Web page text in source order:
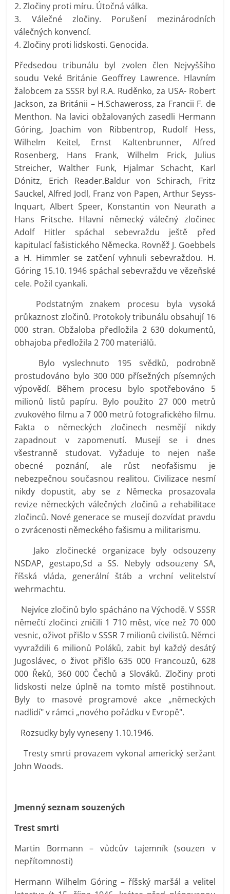
2. Zločiny proti míru. Útočná válka.
3. Válečné zločiny. Porušení mezinárodních
válečných konvencí.
4. Zločiny proti lidskosti. Genocida.
Předsedou tribunálu byl zvolen člen Nejvyššího
soudu Veké Británie Geoffrey Lawrence. Hlavním
žalobcem za SSSR byl R.A. Ruděnko, za USA- Robert
Jackson, za Británii – H.Schaweross, za Francii F. de
Menthon. Na lavici obžalovaných zasedli Hermann
Góring, Joachim von Ribbentrop, Rudolf Hess,
Wilhelm Keitel, Ernst Kaltenbrunner, Alfred
Rosenberg, Hans Frank, Wilhelm Frick, Julius
Streicher, Walther Funk, Hjalmar Schacht, Karl
Dónitz, Erich Reader.Baldur von Schirach, Fritz
Sauckel, Alfred Jodl, Franz von Papen, Arthur Seyss-
Inquart, Albert Speer, Konstantin von Neurath a
Hans Fritsche. Hlavní německý válečný zločinec
Adolf Hitler spáchal sebevraždu ještě před
kapitulací fašistického Německa. Rovněž J. Goebbels
a H. Himmler se zatčení vyhnuli sebevraždou. H.
Góring 15.10. 1946 spáchal sebevraždu ve vězeňské
cele. Požil cyankali.
Podstatným znakem procesu byla vysoká
průkaznost zločinů. Protokoly tribunálu obsahují 16
000 stran. Obžaloba předložila 2 630 dokumentů,
obhajoba předložila 2 700 materiálů.
Bylo vyslechnuto 195 svědků, podrobně
prostudováno bylo 300 000 přísežných písemných
výpovědí. Během procesu bylo spotřebováno 5
milionů listů papíru. Bylo použito 27 000 metrů
zvukového filmu a 7 000 metrů fotografického filmu.
Fakta o německých zločinech nesmějí nikdy
zapadnout v zapomenutí. Musejí se i dnes
všestranně studovat. Vyžaduje to nejen naše
obecné poznání, ale růst neofašismu je
nebezpečnou současnou realitou. Civilizace nesmí
nikdy dopustit, aby se z Německa prosazovala
revize německých válečných zločinů a rehabilitace
zločinců. Nové generace se musejí dozvídat pravdu
o zvrácenosti německého fašismu a militarismu.
Jako zločinecké organizace byly odsouzeny
NSDAP, gestapo,Sd a SS. Nebyly odsouzeny SA,
říšská vláda, generální štáb a vrchní velitelství
wehrmachtu.
Nejvíce zločinů bylo spácháno na Východě. V SSSR
němečtí zločinci zničili 1 710 měst, více než 70 000
vesnic, oživot přišlo v SSSR 7 milionů civilistů. Němci
vyvraždili 6 milionů Poláků, zabit byl každý desátý
Jugoslávec, o život přišlo 635 000 Francouzů, 628
000 Řeků, 360 000 Čechů a Slováků. Zločiny proti
lidskosti nelze úplně na tomto místě postihnout.
Byly to masové programové akce „německých
nadlidí" v rámci „nového pořádku v Evropě".
Rozsudky byly vyneseny 1.10.1946.
Tresty smrti provazem vykonal americký seržant
John Woods.
Jmenný seznam souzených
Trest smrti
Martin Bormann – vůdcův tajemník (souzen v
nepřítomnosti)
Hermann Wilhelm Góring – říšský maršál a velitel